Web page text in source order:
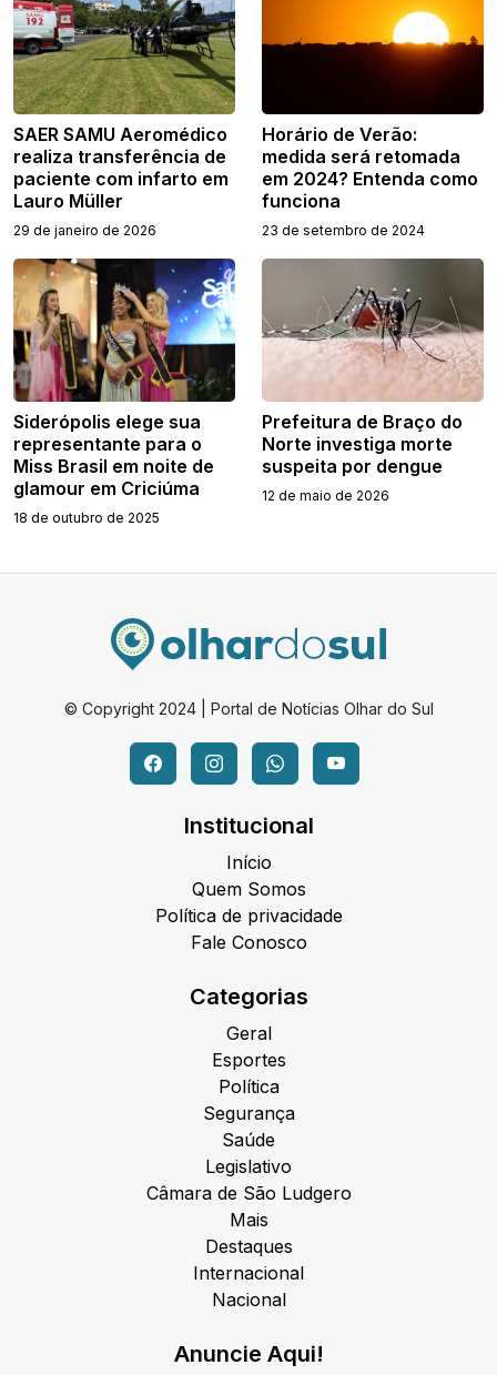
SAER SAMU Aeromédico
realiza transferência de
paciente com infarto em
Lauro Müller
29 de janeiro de 2026
Horário de Verão:
medida será retomada
em 2024? Entenda como
funciona
23 de setembro de 2024
Siderópolis elege sua
representante para o
Miss Brasil em noite de
glamour em Criciúma
18 de outubro de 2025
Prefeitura de Braço do
Norte investiga morte
suspeita por dengue
12 de maio de 2026
© Copyright 2024 | Portal de Notícias Olhar do Sul
Institucional
Início
Quem Somos
Política de privacidade
Fale Conosco
Categorias
Geral
Esportes
Política
Segurança
Saúde
Legislativo
Câmara de São Ludgero
Mais
Destaques
Internacional
Nacional
Anuncie Aqui!